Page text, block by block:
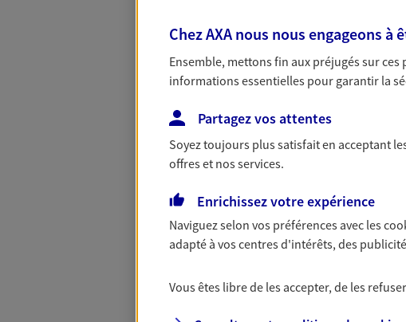
Chez AXA nous nous engageons
Ensemble, mettons fin aux préjugés sur
informations essentielles pour garantir la
Partagez vos attentes
Soyez toujours plus satisfait en acceptant
offres et nos services.
Enrichissez votre expérience
Naviguez selon vos préférences avec les
adapté à vos centres d'intérêts, des
Vous êtes libre de les accepter, de les